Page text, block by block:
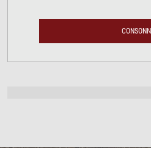
CONSONNI